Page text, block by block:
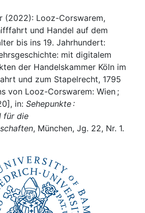
(2022): Looz-Corswarem,
und Handel auf dem
bis ins 19. Jahrhundert:
mit digitalem
der Handelskammer Köln im
und zum Stapelrecht, 1795
von Looz-Corswarem: Wien ;
in: Sehepunkte :
für die
, München, Jg. 22, Nr. 1.